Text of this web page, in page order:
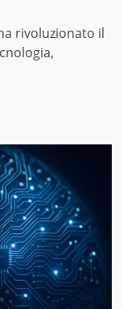
rivoluzionato il